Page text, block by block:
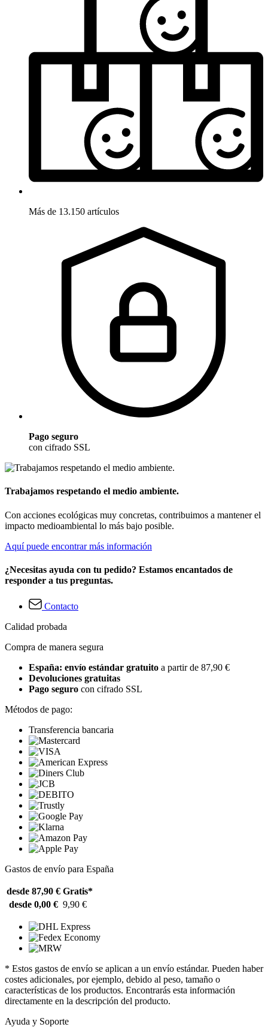
Más de 13.150 artículos
Pago seguro
con cifrado SSL
Trabajamos respetando el medio ambiente.
Con acciones ecológicas muy concretas, contribuimos a mantener el
impacto medioambiental lo más bajo posible.
Aquí puede encontrar más información
¿Necesitas ayuda con tu pedido? Estamos encantados de
responder a tus preguntas.
Contacto
Calidad probada
Compra de manera segura
España: envío estándar gratuito a partir de 87,90 €
Devoluciones gratuitas
Pago seguro con cifrado SSL
Métodos de pago:
Transferencia bancaria
Gastos de envío para España
desde 87,90 € Gratis*
desde 0,00 € 9,90 €
* Estos gastos de envío se aplican a un envío estándar. Pueden haber
costes adicionales, por ejemplo, debido al peso, tamaño o
características de los productos. Encontrarás esta información
directamente en la descripción del producto.
Ayuda y Soporte